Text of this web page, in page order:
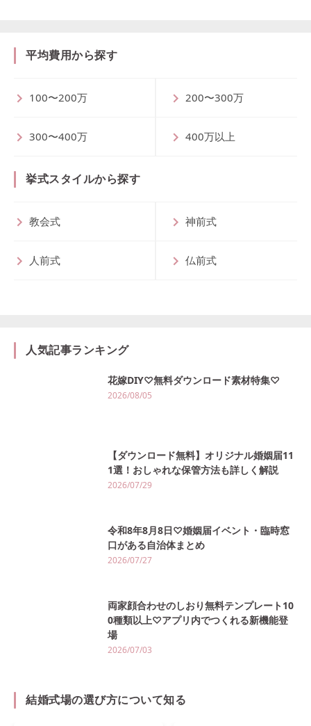
平均費用から探す
100〜200万 200〜300万
300〜400万 400万以上
挙式スタイルから探す
教会式 神前式
人前式 仏前式
人気記事ランキング
花嫁DIY♡無料ダウンロード素材特集♡
2026/08/05
【ダウンロード無料】オリジナル婚姻届11
1選！おしゃれな保管方法も詳しく解説
2026/07/29
令和8年8月8日♡婚姻届イベント・臨時窓
口がある自治体まとめ
2026/07/27
両家顔合わせのしおり無料テンプレート10
0種類以上♡アプリ内でつくれる新機能登
場
2026/07/03
結婚式場の選び方について知る